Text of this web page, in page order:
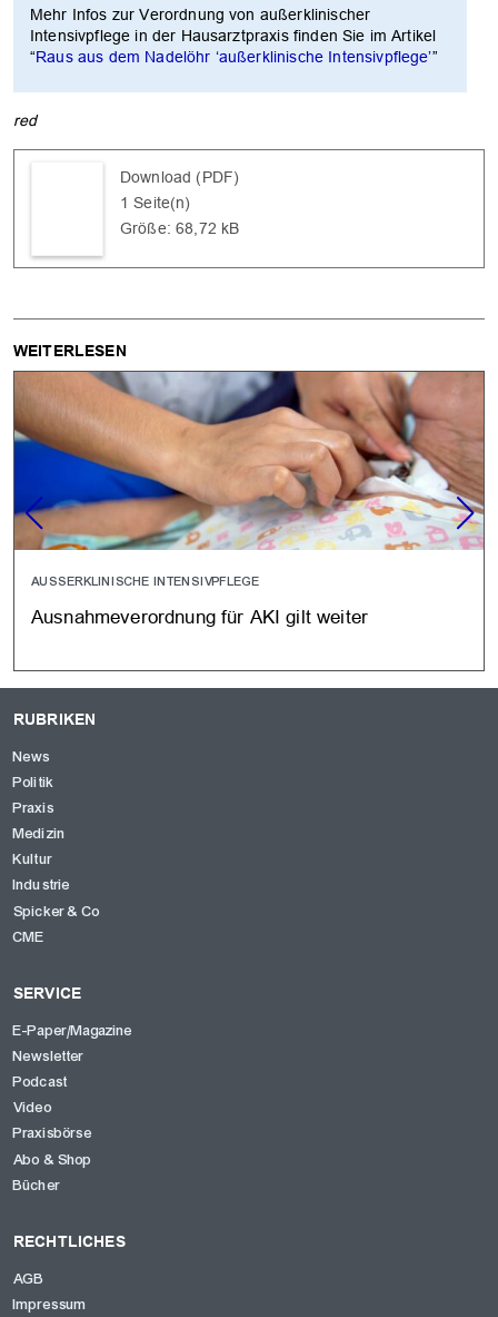
Mehr Infos zur Verordnung von außerklinischer
Intensivpflege in der Hausarztpraxis finden Sie im Artikel
“Raus aus dem Nadelöhr ‘außerklinische Intensivpflege’”
red
Download (PDF)
1 Seite(n)
Größe: 68,72 kB
WEITERLESEN
AUSSERKLINISCHE INTENSIVPFLEGE
Ausnahmeverordnung für AKI gilt weiter
RUBRIKEN
News
Politik
Praxis
Medizin
Kultur
Industrie
Spicker & Co
CME
SERVICE
E-Paper/Magazine
Newsletter
Podcast
Video
Praxisbörse
Abo & Shop
Bücher
RECHTLICHES
AGB
Impressum